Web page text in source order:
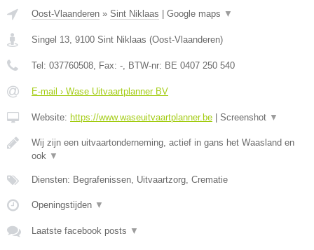
Oost-Vlaanderen » Sint Niklaas Google maps ▼
Singel 13 9100 Sint Niklaas (Oost-Vlaanderen)
Tel: 037760508 , Fax: - , BTW-nr: BE 0407 250 540
E-mail › Wase Uitvaartplanner BV
Website: https://www.waseuitvaartplanner.be Screenshot ▼
Wij zijn een uitvaartonderneming, actief in gans het Waasland en
ook ▼
Diensten: Begrafenissen, Uitvaartzorg, Crematie
Openingstijden ▼
Laatste facebook posts ▼